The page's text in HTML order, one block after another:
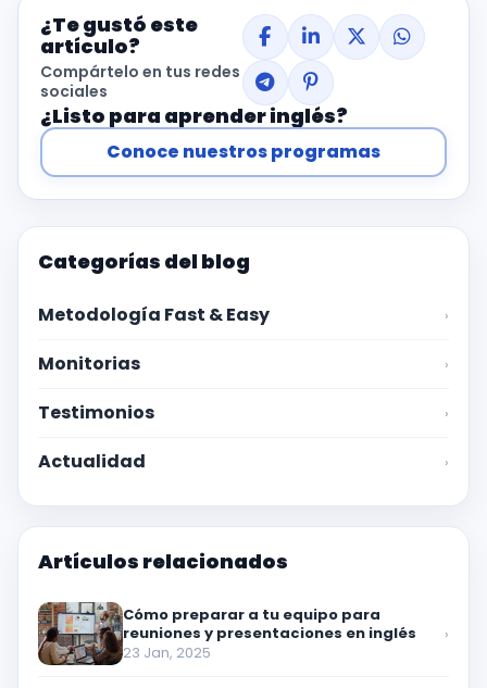
¿Te gustó este
artículo?
Compártelo en tus redes
sociales
¿Listo para aprender inglés?
Conoce nuestros programas
Categorías del blog
Metodología Fast & Easy ›
Monitorias ›
Testimonios ›
Actualidad ›
Artículos relacionados
Cómo preparar a tu equipo para
reuniones y presentaciones en inglés
23 Jan, 2025
›